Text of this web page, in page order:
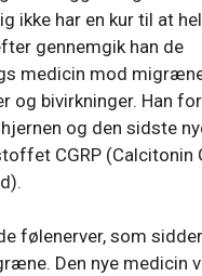
ikke har en kur til at
gennemgik han de
medicin mod
og bivirkninger. Han
og den sidste
CGRP (Calcitonin
følenerver, som
Den nye medicin